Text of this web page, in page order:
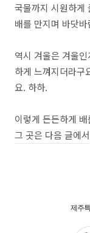
국물까지 시원하게
배를 만지며 바닷
역시 겨울은 겨울
하게 느껴지더라구
요. 하하.
이렇게 든든하게
그 곳은 다음 글에